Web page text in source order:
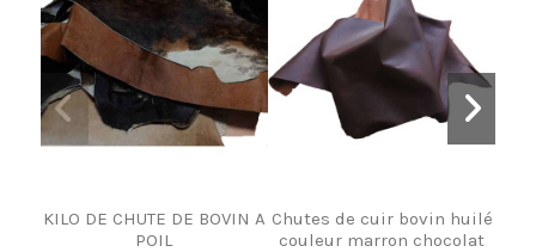
KILO DE CHUTE DE BOVIN A
POIL
Chutes de cuir bovin huilé
couleur marron chocolat